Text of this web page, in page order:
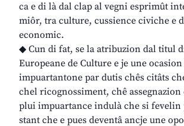
ca e di là dal clap al vegni esprimût
miôr, tra culture, cussience civiche e
economic.
◆ Cun di fat, se la atribuzion dal titul
Europeane de Culture e je une ocasion
impuartantone par dutis chês citâts
chel ricognossiment, chê assegnazion
plui impuartance indulà che si
stant che e pues deventâ ancje une